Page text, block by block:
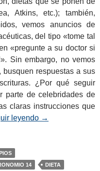
Atkins, etc.); también,
vemos anuncios de
del tipo «tome tal
«pregunte a su doctor si
Sin embargo, no vemos
respuestas a sus
¿Por qué seguir
parte de celebridades de
claras instrucciones que
leyendo La Dieta Bíblica
→
14
DIETA